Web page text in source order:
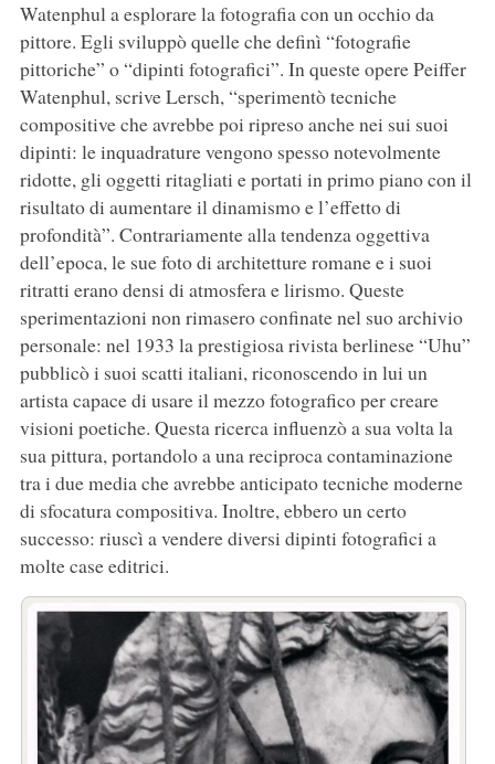
Watenphul a esplorare la fotografia con un occhio da
pittore. Egli sviluppò quelle che definì “fotografie
pittoriche” o “dipinti fotografici”. In queste opere Peiffer
Watenphul, scrive Lersch, “sperimentò tecniche
compositive che avrebbe poi ripreso anche nei sui suoi
dipinti: le inquadrature vengono spesso notevolmente
ridotte, gli oggetti ritagliati e portati in primo piano con il
risultato di aumentare il dinamismo e l’effetto di
profondità”. Contrariamente alla tendenza oggettiva
dell’epoca, le sue foto di architetture romane e i suoi
ritratti erano densi di atmosfera e lirismo. Queste
sperimentazioni non rimasero confinate nel suo archivio
personale: nel 1933 la prestigiosa rivista berlinese “Uhu”
pubblicò i suoi scatti italiani, riconoscendo in lui un
artista capace di usare il mezzo fotografico per creare
visioni poetiche. Questa ricerca influenzò a sua volta la
sua pittura, portandolo a una reciproca contaminazione
tra i due media che avrebbe anticipato tecniche moderne
di sfocatura compositiva. Inoltre, ebbero un certo
successo: riuscì a vendere diversi dipinti fotografici a
molte case editrici.